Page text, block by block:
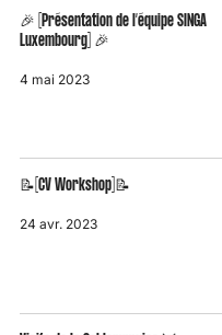
🎉 [Présentation de l’équipe SINGA
Luxembourg] 🎉
4 mai 2023
📝[CV Workshop]📝
24 avr. 2023